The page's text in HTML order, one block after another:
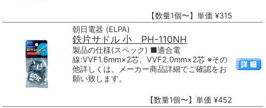
【数量1個〜】単価 ¥315
朝日電器 (ELPA)
鉄片サドル 小 PH-110NH
製品の仕様(スペック) ■適合電
線:VVF1.6mm×2芯、VVF2.0mm×2芯 ※その
他詳しくは、メーカー商品詳細でご確認をお
願い致します。
【数量1個〜】単価 ¥452